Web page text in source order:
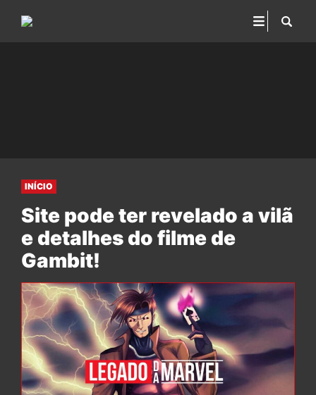
INÍCIO
Site pode ter revelado a vilã
e detalhes do filme de
Gambit!